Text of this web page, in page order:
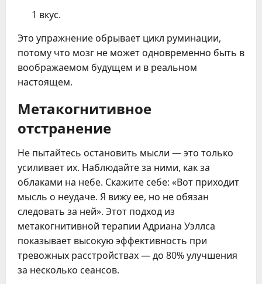
1 вкус.
Это упражнение обрывает цикл руминации,
потому что мозг не может одновременно быть в
воображаемом будущем и в реальном
настоящем.
Метакогнитивное
отстранение
Не пытайтесь остановить мысли — это только
усиливает их. Наблюдайте за ними, как за
облаками на небе. Скажите себе: «Вот приходит
мысль о неудаче. Я вижу ее, но не обязан
следовать за ней». Этот подход из
метакогнитивной терапии Адриана Уэллса
показывает высокую эффективность при
тревожных расстройствах — до 80% улучшения
за несколько сеансов.